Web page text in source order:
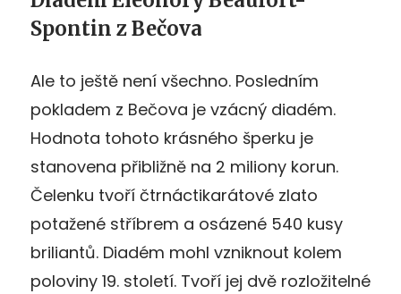
Spontin z Bečova
Ale to ještě není všechno. Posledním
pokladem z Bečova je vzácný diadém.
Hodnota tohoto krásného šperku je
stanovena přibližně na 2 miliony korun.
Čelenku tvoří čtrnáctikarátové zlato
potažené stříbrem a osázené 540 kusy
briliantů. Diadém mohl vzniknout kolem
poloviny 19. století. Tvoří jej dvě rozložitelné